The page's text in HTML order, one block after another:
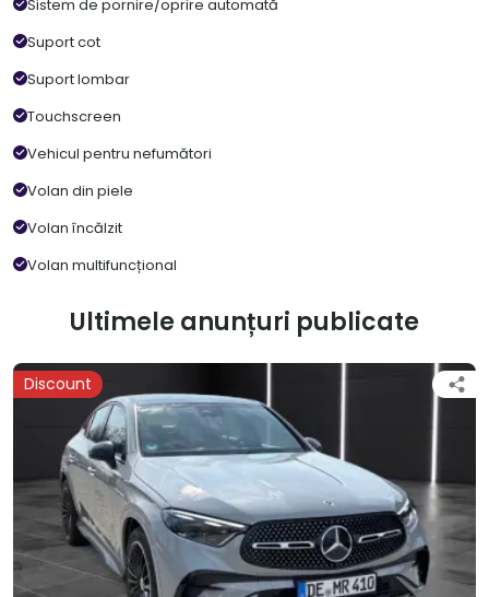
Sistem de pornire/oprire automată
Suport cot
Suport lombar
Touchscreen
Vehicul pentru nefumători
Volan din piele
Volan încălzit
Volan multifuncțional
Ultimele anunțuri publicate
Discount